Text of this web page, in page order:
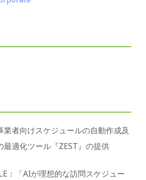
業者向けスケジュールの自動作成及
最適化ツール『ZEST』の提供
：「AIが理想的な訪問スケジュー